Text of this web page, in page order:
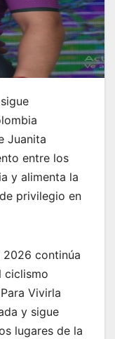
Juanita
entre los
y alimenta la
privilegio en
2026 continúa
ciclismo
Vivirla
y sigue
lugares de la